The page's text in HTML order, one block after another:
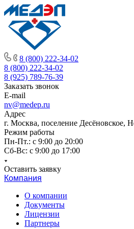
8 (800) 222-34-02
8 (800) 222-34-02
8 (925) 789-76-39
Заказать звонок
E-mail
nv@medep.ru
Адрес
г. Москва, поселение Десёновское,
Режим работы
Пн-Пт.: с 9:00 до 20:00
Cб-Вс: с 9:00 до 17:00
Оставить заявку
Компания
О компании
Документы
Лицензии
Партнеры